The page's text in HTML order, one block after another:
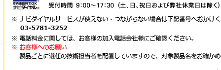
導入後は、本プログラムが有効に機能していることを必ずご確認の上ご
使用下さい。
ダウンロードや導入に関して生じたまたは導入後ご確認せずにご使用し
たことにより生じたデータの消失、業務の中断、逸失利益、精神的損害
等を含め、本プログラムのダウンロード、導入、使用または使用不能に
起因する直接的、間接的、特別、偶発的、結果的、その他いかなる損害